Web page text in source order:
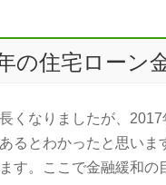
の住宅ローン
くなりましたが、
るとわかったと思い
す。ここで金融緩和の